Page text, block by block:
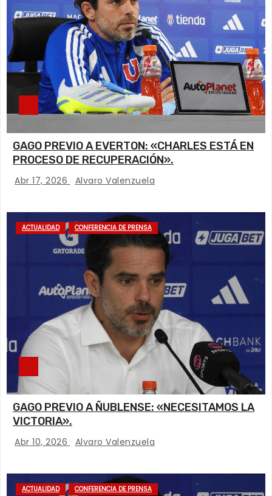
GAGO PREVIO A EVERTON: «CHARLES ESTÁ EN
PROCESO DE RECUPERACIÓN».
Abr 17, 2026 Alvaro Valenzuela
ACTUALIDAD CONFERENCIA DE PRENSA
GAGO PREVIO A ÑUBLENSE: «NECESITAMOS LA
VICTORIA».
Abr 10, 2026 Alvaro Valenzuela
ACTUALIDAD CONFERENCIA DE PRENSA